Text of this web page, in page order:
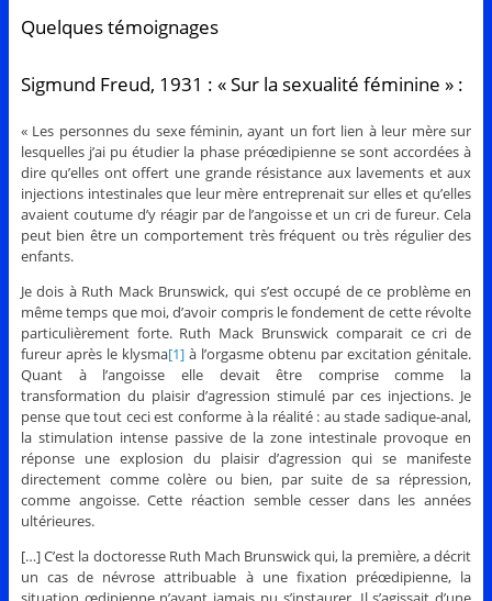
Quelques témoignages
Sigmund Freud, 1931 : « Sur la sexualité féminine » :
« Les personnes du sexe féminin, ayant un fort lien à leur mère sur
lesquelles j’ai pu étudier la phase préœdipienne se sont accordées à
dire qu’elles ont offert une grande résistance aux lavements et aux
injections intestinales que leur mère entreprenait sur elles et qu’elles
avaient coutume d’y réagir par de l’angoisse et un cri de fureur. Cela
peut bien être un comportement très fréquent ou très régulier des
enfants.
Je dois à Ruth Mack Brunswick, qui s’est occupé de ce problème en
même temps que moi, d’avoir compris le fondement de cette révolte
particulièrement forte. Ruth Mack Brunswick comparait ce cri de
fureur après le klysma[1] à l’orgasme obtenu par excitation génitale.
Quant à l’angoisse elle devait être comprise comme la
transformation du plaisir d’agression stimulé par ces injections. Je
pense que tout ceci est conforme à la réalité : au stade sadique-anal,
la stimulation intense passive de la zone intestinale provoque en
réponse une explosion du plaisir d’agression qui se manifeste
directement comme colère ou bien, par suite de sa répression,
comme angoisse. Cette réaction semble cesser dans les années
ultérieures.
[…] C’est la doctoresse Ruth Mach Brunswick qui, la première, a décrit
un cas de névrose attribuable à une fixation préœdipienne, la